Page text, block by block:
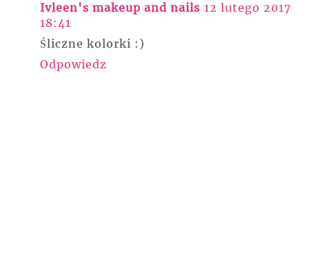
Ivleen's makeup and nails 12 lutego 2017
18:41
Śliczne kolorki :)
Odpowiedz